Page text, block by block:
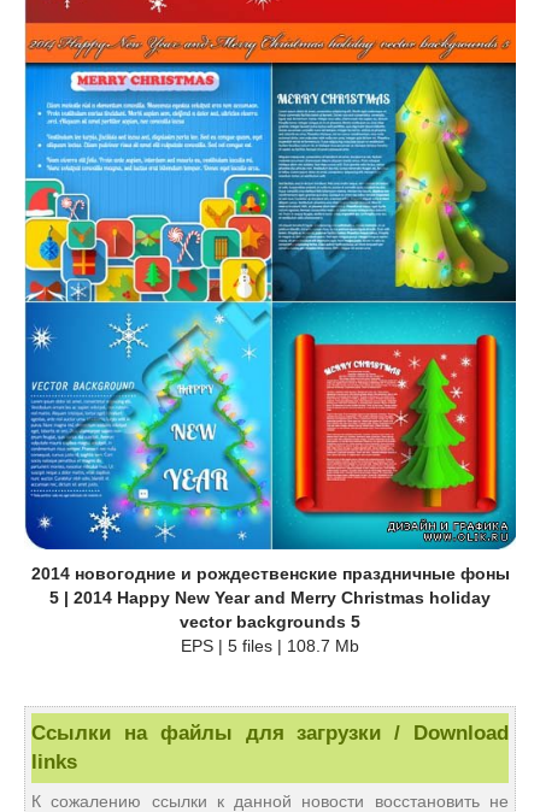
2014 новогодние и рождественские праздничные фоны
5 | 2014 Happy New Year and Merry Christmas holiday
vector backgrounds 5
EPS | 5 files | 108.7 Mb
Ссылки на файлы для загрузки / Download
links
К сожалению ссылки к данной новости восстановить не